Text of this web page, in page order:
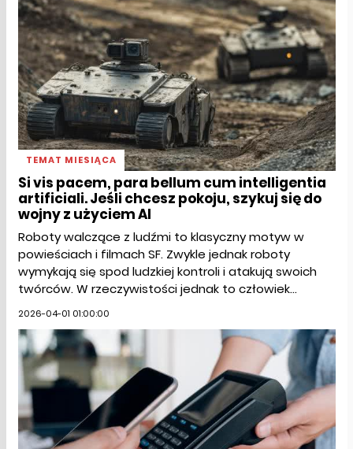
TEMAT MIESIĄCA
Si vis pacem, para bellum cum intelligentia
artificiali. Jeśli chcesz pokoju, szykuj się do
wojny z użyciem AI
Roboty walczące z ludźmi to klasyczny motyw w
powieściach i filmach SF. Zwykle jednak roboty
wymykają się spod ludzkiej kontroli i atakują swoich
twórców. W rzeczywistości jednak to człowiek...
2026-04-01 01:00:00